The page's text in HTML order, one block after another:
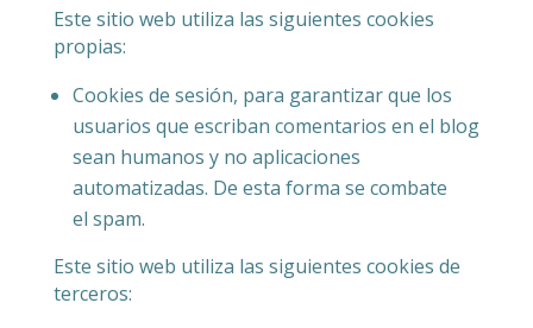
Este sitio web utiliza las siguientes cookies
propias:
Cookies de sesión, para garantizar que los
usuarios que escriban comentarios en el blog
sean humanos y no aplicaciones
automatizadas. De esta forma se combate
el spam.
Este sitio web utiliza las siguientes cookies de
terceros: